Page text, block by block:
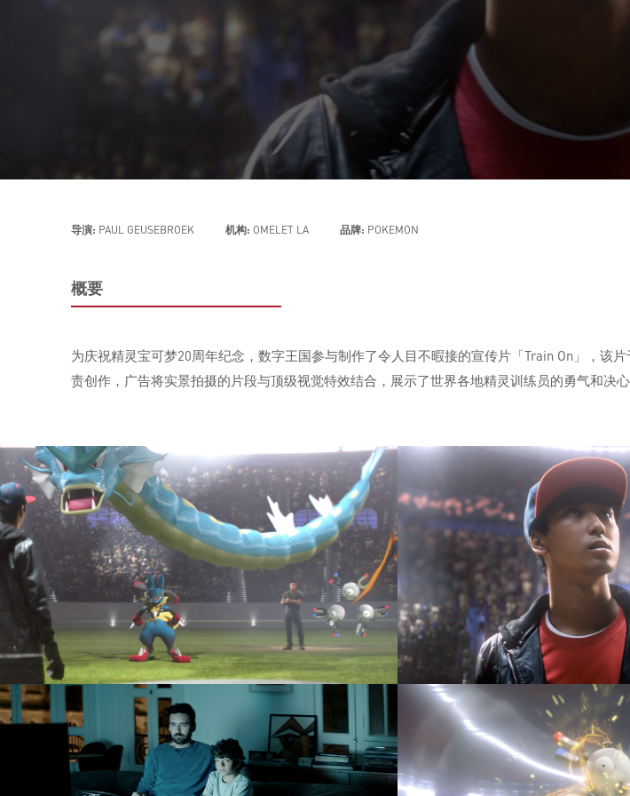
导演: PAUL GEUSEBROEK 机构: OMELET LA 品牌: POKEMON
概要
为庆祝精灵宝可梦20周年纪念，数字王国参与制作了令人目不暇接的宣传片「Train On」，该
责创作，广告将实景拍摄的片段与顶级视觉特效结合，展示了世界各地精灵训练员的勇气和决心